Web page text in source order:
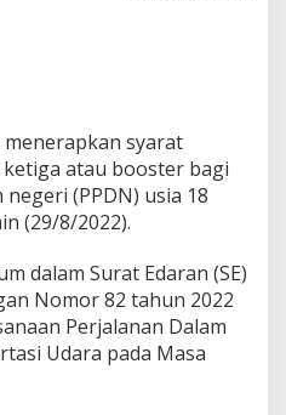
syarat
ketiga atau booster bagi
(PPDN) usia 18
(29/8/2022).
dalam Surat Edaran (SE)
Nomor 82 tahun 2022
Perjalanan Dalam
Udara pada Masa